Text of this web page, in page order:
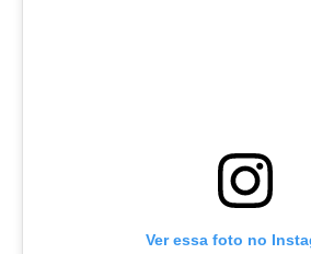
Ver essa foto no